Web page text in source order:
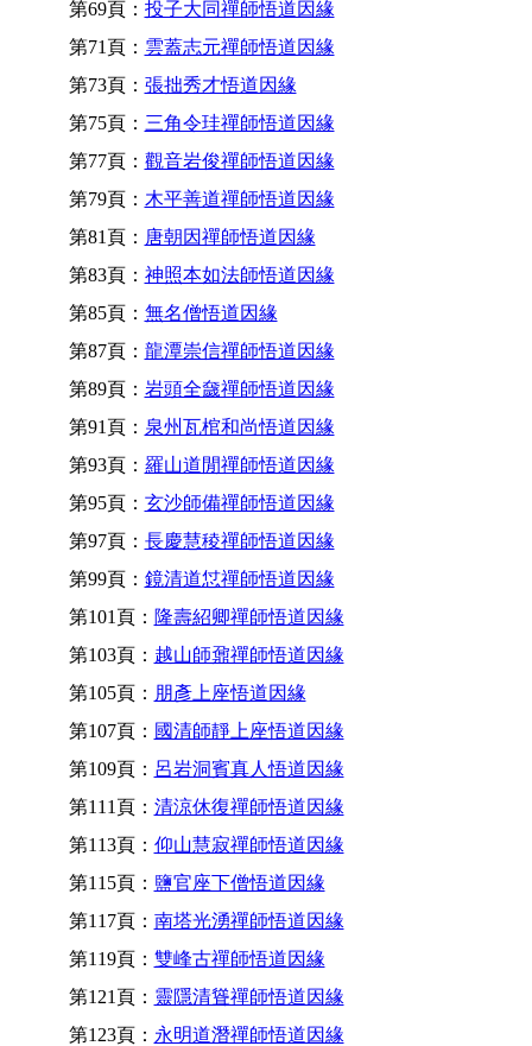
第69頁： 投子大同禪師悟道因緣
第71頁： 雲蓋志元禪師悟道因緣
第73頁： 張拙秀才悟道因緣
第75頁： 三角令珪禪師悟道因緣
第77頁： 觀音岩俊禪師悟道因緣
第79頁： 木平善道禪師悟道因緣
第81頁： 唐朝因禪師悟道因緣
第83頁： 神照本如法師悟道因緣
第85頁： 無名僧悟道因緣
第87頁： 龍潭崇信禪師悟道因緣
第89頁： 岩頭全奯禪師悟道因緣
第91頁： 泉州瓦棺和尚悟道因緣
第93頁： 羅山道閒禪師悟道因緣
第95頁： 玄沙師備禪師悟道因緣
第97頁： 長慶慧稜禪師悟道因緣
第99頁： 鏡清道怤禪師悟道因緣
第101頁： 隆壽紹卿禪師悟道因緣
第103頁： 越山師鼐禪師悟道因緣
第105頁： 朋彥上座悟道因緣
第107頁： 國清師靜上座悟道因緣
第109頁： 呂岩洞賓真人悟道因緣
第111頁： 清涼休復禪師悟道因緣
第113頁： 仰山慧寂禪師悟道因緣
第115頁： 鹽官座下僧悟道因緣
第117頁： 南塔光湧禪師悟道因緣
第119頁： 雙峰古禪師悟道因緣
第121頁： 靈隱清聳禪師悟道因緣
第123頁： 永明道潛禪師悟道因緣